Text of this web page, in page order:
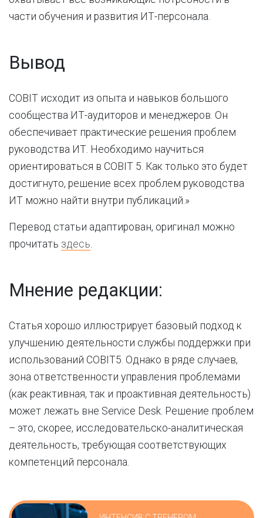
части обучения и развития ИТ-персонала.
Вывод
COBIT исходит из опыта и навыков большого
сообщества ИТ-аудиторов и менеджеров. Он
обеспечивает практические решения проблем
руководства ИТ. Необходимо научиться
ориентироваться в COBIT 5. Как только это будет
достигнуто, решение всех проблем руководства
ИТ можно найти внутри публикаций.»
Перевод статьи адаптирован, оригинал можно
прочитать здесь.
Мнение редакции:
Статья хорошо иллюстрирует базовый подход к
улучшению деятельности службы поддержки при
использований COBIT5. Однако в ряде случаев,
зона ответственности управления проблемами
(как реактивная, так и проактивная деятельность)
может лежать вне Service Desk. Решение проблем
– это, скорее, исследовательско-аналитическая
деятельность, требующая соответствующих
компетенций персонала.